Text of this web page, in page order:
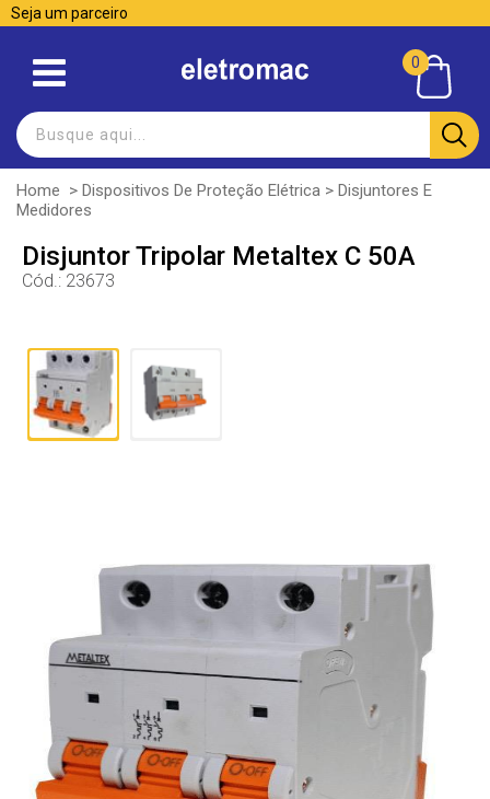
Seja um parceiro
0
Home > Dispositivos De Proteção Elétrica > Disjuntores E
Medidores
Disjuntor Tripolar Metaltex C 50A
Cód.: 23673